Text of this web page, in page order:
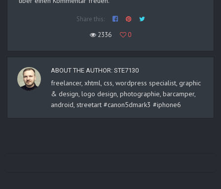
Share this:
2336
0
ABOUT THE AUTHOR: STE7130
freelancer, xhtml, css, wordpress specialist, graphic
& design, logo design, photographie, barcamper,
android, streetart #canon5dmark3 #iphone6